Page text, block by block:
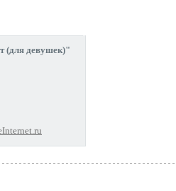
(для девушек)"